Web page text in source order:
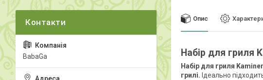
Опис
Набір для гриля
Набір для гриля
грилі. Ідеально
BabaGa